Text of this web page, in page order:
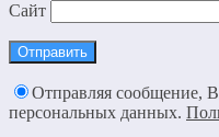
Сайт
Отправляя сообщение,
персональных данных.